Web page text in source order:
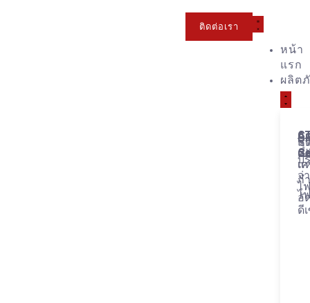
หน้า
แรก
ผลิต
เ
ก
ไ
ดี
ชุ
ค
ส
เ
แ
จ่
ไ
อั
บ
ติดต่อเรา